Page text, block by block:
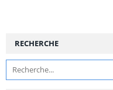
RECHERCHE